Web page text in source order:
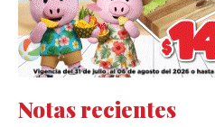
Notas recientes